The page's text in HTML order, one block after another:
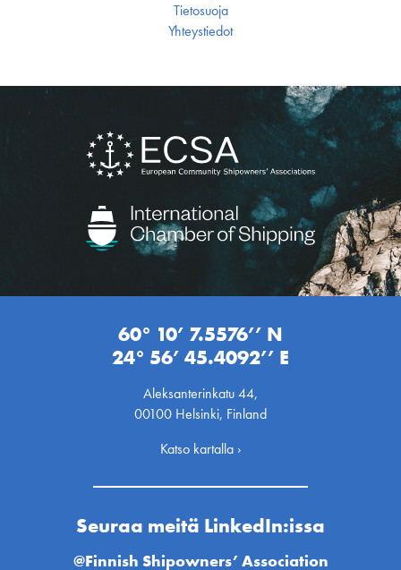
Tietosuoja
Yhteystiedot
60° 10’ 7.5576’’ N
24° 56’ 45.4092’’ E
Aleksanterinkatu 44,
00100 Helsinki, Finland
Katso kartalla ›
Seuraa meitä LinkedIn:issa
@Finnish Shipowners’ Association